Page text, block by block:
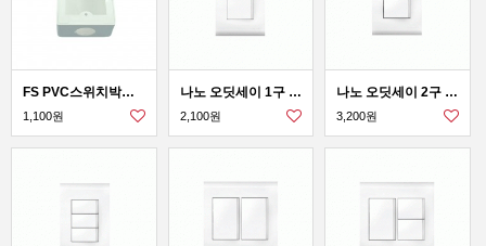
FS PVC스위치박스44 콘센트박스54
1,100원
나노 오딧세이 1구 스위치
2,100원
나노 오딧세이 2구 스위치
3,200원